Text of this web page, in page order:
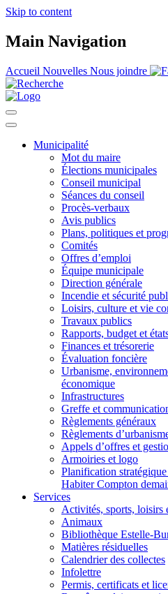
Skip to content
Main Navigation
Accueil Nouvelles Nous joindre
Municipalité
Mot du maire
Élections municipales
Conseil municipal
Séances du conseil
Procès-verbaux
Avis publics
Plans, politiques et
Comités
Offres d’emploi
Équipe municipale
Direction générale
Incendie et sécurité
Loisirs, culture et vie
Travaux publics
Rapports, budget et
Finances et trésorerie
Évaluation foncière
Urbanisme,
économique
Infrastructures
Greffe et
Règlements généraux
Règlements
Appels d’offres et
Armoiries et logo
Planification
Habiter Compton
Services
Activités, sports, loisirs
Animaux
Bibliothèque Estelle-
Matières résiduelles
Calendrier des collectes
Infolettre
Permis, certificats et